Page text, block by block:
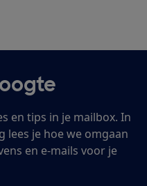
en tips in je mailbox. In
lees je hoe we omgaan
en e-mails voor je